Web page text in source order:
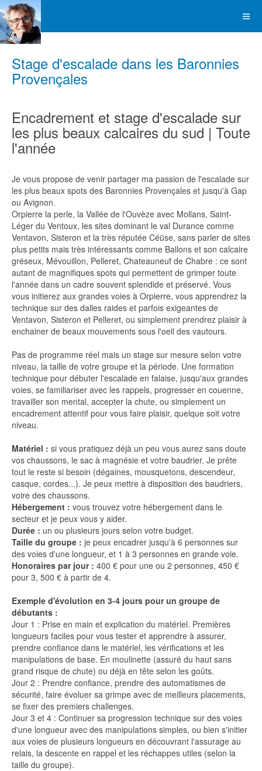
Stage d'escalade dans les Baronnies
Provençales
Encadrement et stage d'escalade sur
les plus beaux calcaires du sud | Toute
l'année
Je vous propose de venir partager ma passion de l'escalade sur
les plus beaux spots des Baronnies Provençales et jusqu'à Gap
ou Avignon.
Orpierre la perle, la Vallée de l'Ouvèze avec Mollans, Saint-
Léger du Ventoux, les sites dominant le val Durance comme
Ventavon, Sisteron et la très réputée Céüse, sans parler de sites
plus petits mais très intéressants comme Ballons et son calcaire
gréseux, Mévouillon, Pelleret, Chateauneuf de Chabre : ce sont
autant de magnifiques spots qui permettent de grimper toute
l'année dans un cadre souvent splendide et préservé. Vous
vous initierez aux grandes voies à Orpierre, vous apprendrez la
technique sur des dalles raides et parfois exigeantes de
Ventavon, Sisteron et Pelleret, ou simplement prendrez plaisir à
enchainer de beaux mouvements sous l'oeil des vautours.
Pas de programme réel mais un stage sur mesure selon votre
niveau, la taille de votre groupe et la période. Une formation
technique pour débuter l'escalade en falaise, jusqu'aux grandes
voies, se familiariser avec les rappels, progresser en couenne,
travailler son mental, accepter la chute, ou simplement un
encadrement attentif pour vous faire plaisir, quelque soit votre
niveau.
Matériel : si vous pratiquez déjà un peu vous aurez sans doute
vos chaussons, le sac à magnésie et votre baudrier. Je prête
tout le reste si besoin (dégaines, mousquetons, descendeur,
casque, cordes...). Je peux mettre à disposition des baudriers,
voire des chaussons.
Hébergement : vous trouvez votre hébergement dans le
secteur et je peux vous y aider.
Durée : un ou plusieurs jours selon votre budget.
Taille du groupe : je peux encadrer jusqu'à 6 personnes sur
des voies d'une longueur, et 1 à 3 personnes en grande voie.
Honoraires par jour : 400 € pour une ou 2 personnes, 450 €
pour 3, 500 € à partir de 4.
Exemple d'évolution en 3-4 jours pour un groupe de
débutants :
Jour 1 : Prise en main et explication du matériel. Premières
longueurs faciles pour vous tester et apprendre à assurer,
prendre confiance dans le matériel, les vérifications et les
manipulations de base. En moulinette (assuré du haut sans
grand risque de chute) ou déjà en tête selon les goûts.
Jour 2 : Prendre confiance, prendre des automatismes de
sécurité, faire évoluer sa grimpe avec de meilleurs placements,
se fixer des premiers challenges.
Jour 3 et 4 : Continuer sa progression technique sur des voies
d'une longueur avec des manipulations simples, ou bien s'initier
aux voies de plusieurs longueurs en découvrant l'assurage au
relais, la descente en rappel et les réchappes utiles (selon la
taille du groupe).